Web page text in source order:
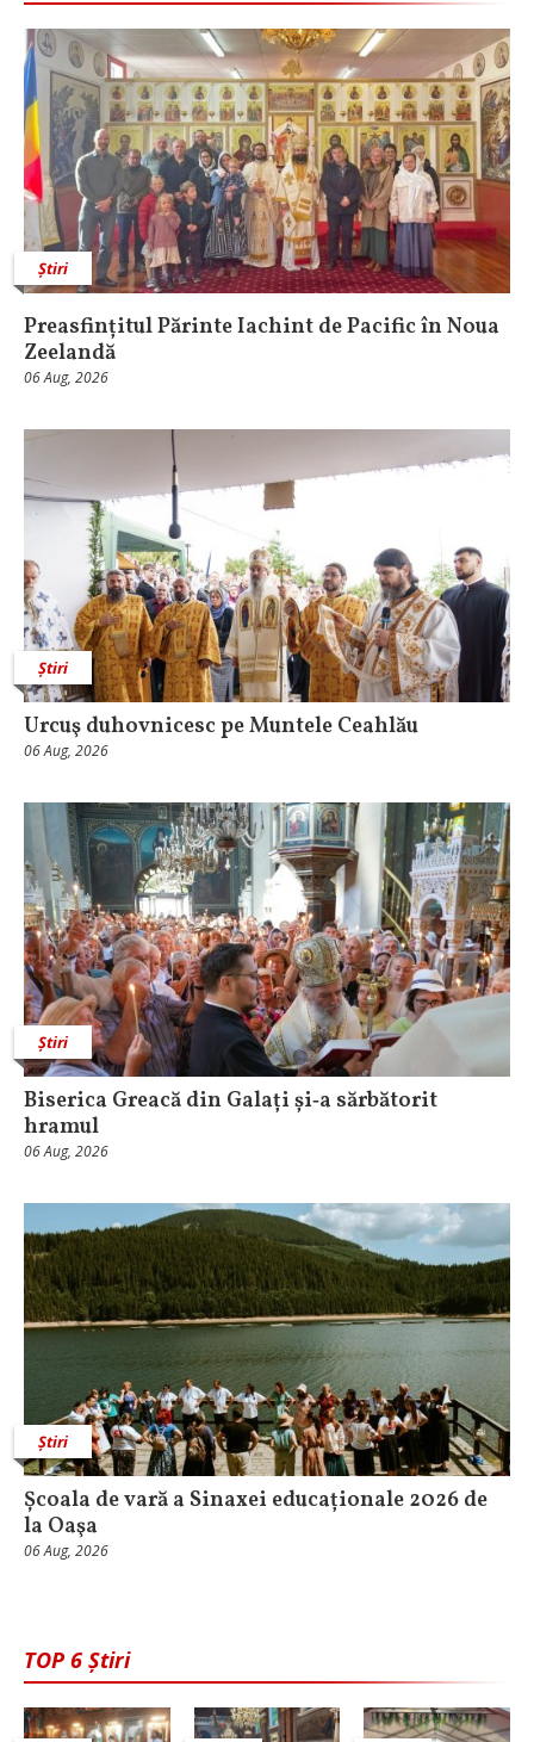
Știri
Preasfințitul Părinte Iachint de Pacific în Noua
Zeelandă
06 Aug, 2026
Știri
Urcuş duhovnicesc pe Muntele Ceahlău
06 Aug, 2026
Știri
Biserica Greacă din Galați și‑a sărbătorit
hramul
06 Aug, 2026
Știri
Școala de vară a Sinaxei educaționale 2026 de
la Oaşa
06 Aug, 2026
TOP 6 Știri